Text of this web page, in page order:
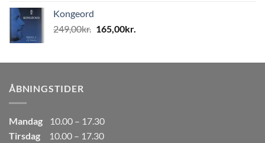
var:
80,00kr..50,00kr..
Kongeord
249,00kr. Den
var:
165,00kr.
er:
ÅBNINGSTIDER
Mandag
10.00 – 17.30
Tirsdag
10.00 – 17.30